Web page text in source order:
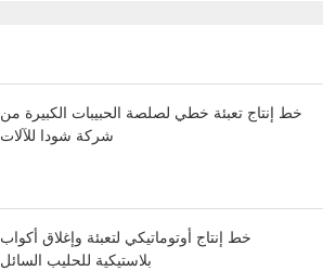
خط إنتاج تعبئة خطي لصلصة الحبيبات الكبيرة من
شركة شودا للآلات
خط إنتاج أوتوماتيكي لتعبئة وإغلاق أكواب
بلاستيكية للحليب السائل